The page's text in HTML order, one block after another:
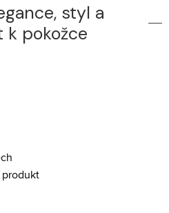
styl a
k pokožce